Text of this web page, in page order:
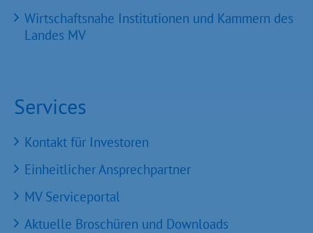
Wirtschaftsnahe Institutionen und Kammern des
Landes MV
Services
Kontakt für Investoren
Einheitlicher Ansprechpartner
MV Serviceportal
Aktuelle Broschüren und Downloads